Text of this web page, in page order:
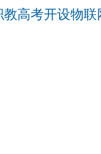
教高考开设物